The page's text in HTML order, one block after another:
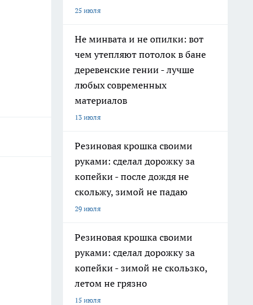
25 июля
Не минвата и не опилки: вот
чем утепляют потолок в бане
деревенские гении - лучше
любых современных
материалов
13 июля
Резиновая крошка своими
руками: сделал дорожку за
копейки - после дождя не
скольжу, зимой не падаю
29 июля
Резиновая крошка своими
руками: сделал дорожку за
копейки - зимой не скользко,
летом не грязно
15 июля